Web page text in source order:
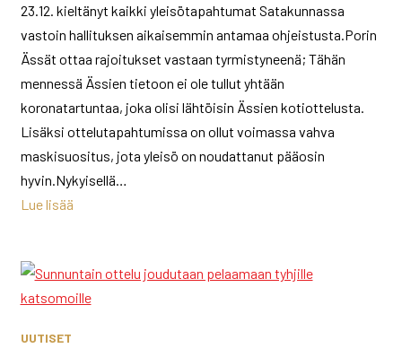
23.12. kieltänyt kaikki yleisötapahtumat Satakunnassa
vastoin hallituksen aikaisemmin antamaa ohjeistusta.Porin
Ässät ottaa rajoitukset vastaan tyrmistyneenä; Tähän
mennessä Ässien tietoon ei ole tullut yhtään
koronatartuntaa, joka olisi lähtöisin Ässien kotiottelusta.
Lisäksi ottelutapahtumissa on ollut voimassa vahva
maskisuositus, jota yleisö on noudattanut pääosin
hyvin.Nykyisellä…
Lue lisää
UUTISET